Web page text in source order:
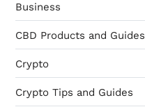
Business
CBD Products and Guides
Crypto
Crypto Tips and Guides